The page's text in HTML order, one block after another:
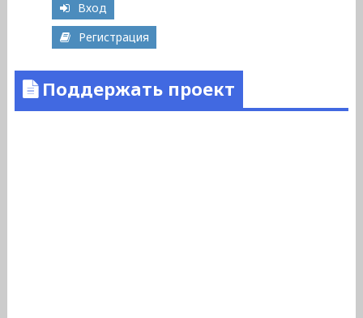
Вход
Регистрация
Поддержать проект